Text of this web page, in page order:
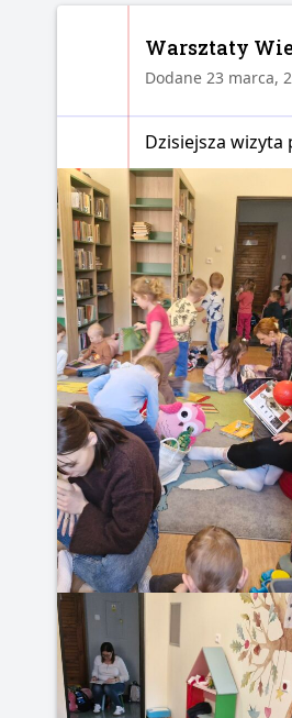
Warsztaty
Dodane 23 marca,
Dzisiejsza wizyta